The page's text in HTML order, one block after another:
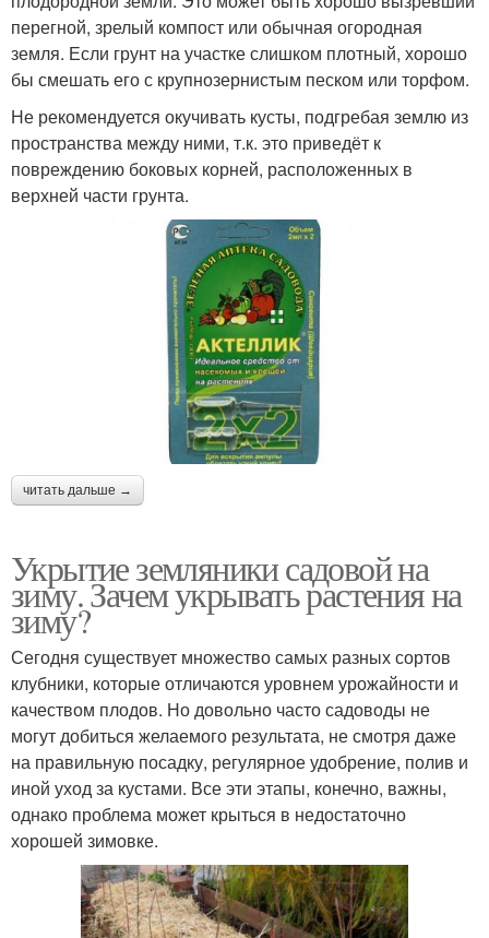
перегной, зрелый компост или обычная огородная
земля. Если грунт на участке слишком плотный, хорошо
бы смешать его с крупнозернистым песком или торфом.
Не рекомендуется окучивать кусты, подгребая землю из
пространства между ними, т.к. это приведёт к
повреждению боковых корней, расположенных в
верхней части грунта.
читать дальше →
Укрытие земляники садовой на
зиму. Зачем укрывать растения на
зиму?
Сегодня существует множество самых разных сортов
клубники, которые отличаются уровнем урожайности и
качеством плодов. Но довольно часто садоводы не
могут добиться желаемого результата, не смотря даже
на правильную посадку, регулярное удобрение, полив и
иной уход за кустами. Все эти этапы, конечно, важны,
однако проблема может крыться в недостаточно
хорошей зимовке.